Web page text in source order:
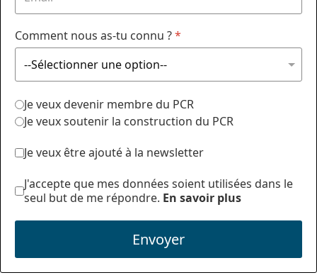
Comment nous as-tu connu ?*
Je veux devenir membre du PCR
Je veux soutenir la construction du PCR
Je veux être ajouté à la newsletter
J'accepte que mes données soient utilisées dans le
seul but de me répondre. En savoir plus
Envoyer